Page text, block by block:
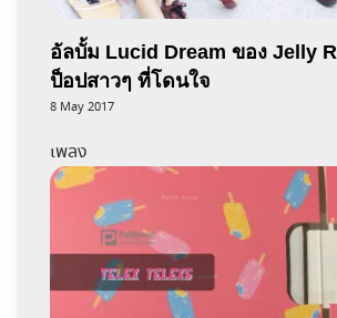
อัลบั้ม Lucid Dream ของ Jelly
ป็อปสาวๆ ที่โดนใจ
8 May 2017
เพลง